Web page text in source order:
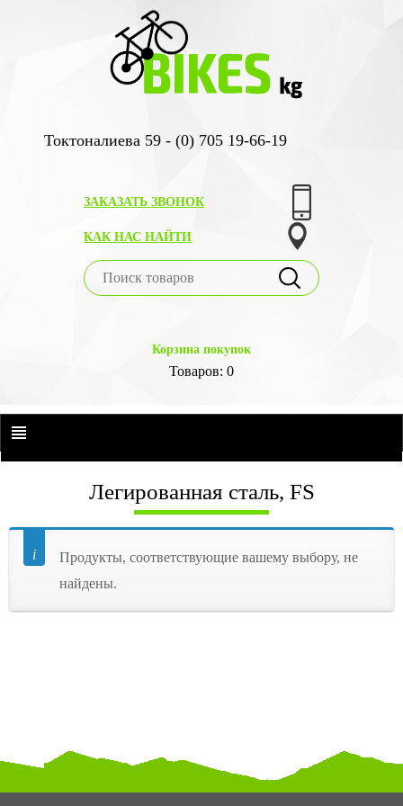
Токтоналиева 59 - (0) 705 19-66-19
ЗАКАЗАТЬ ЗВОНОК
КАК НАС НАЙТИ
Корзина покупок
Товаров: 0
Легированная сталь, FS
Продукты, соответствующие вашему выбору, не
найдены.